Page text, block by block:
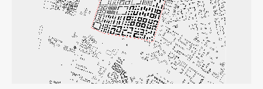
Gostujoči profesor
Delavnice
Študentski projekti
Natečaji